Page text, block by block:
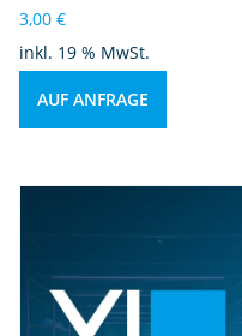
3,00 €
inkl. 19 % MwSt.
AUF ANFRAGE